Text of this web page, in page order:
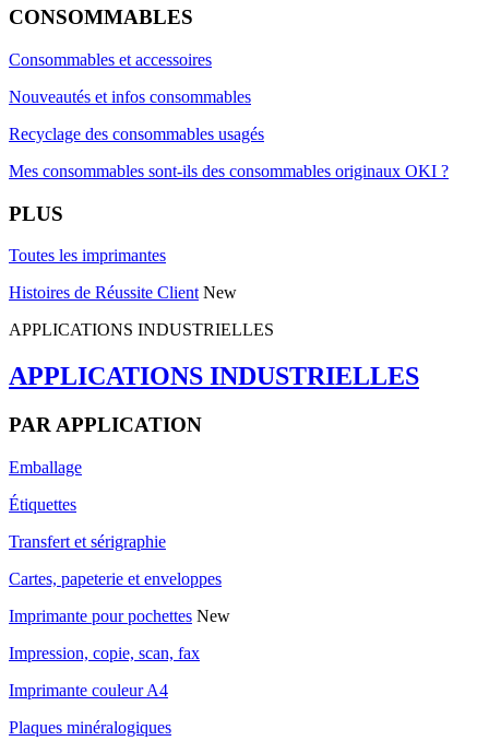
CONSOMMABLES
Consommables et accessoires
Nouveautés et infos consommables
Recyclage des consommables usagés
Mes consommables sont-ils des consommables originaux OKI ?
PLUS
Toutes les imprimantes
Histoires de Réussite Client New
APPLICATIONS INDUSTRIELLES
APPLICATIONS INDUSTRIELLES
PAR APPLICATION
Emballage
Étiquettes
Transfert et sérigraphie
Cartes, papeterie et enveloppes
Imprimante pour pochettes New
Impression, copie, scan, fax
Imprimante couleur A4
Plaques minéralogiques